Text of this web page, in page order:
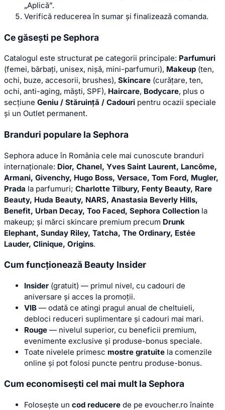
„Aplică”.
Verifică reducerea în sumar și finalizează comanda.
Ce găsești pe Sephora
Catalogul este structurat pe categorii principale: Parfumuri
(femei, bărbați, unisex, nișă, mini-parfumuri), Makeup (ten,
ochi, buze, accesorii, brushes), Skincare (curățare, ten,
ochi, anti-aging, măști, SPF), Haircare, Bodycare, plus o
secțiune Geniu / Stăruință / Cadouri pentru ocazii speciale
și un Outlet permanent.
Branduri populare la Sephora
Sephora aduce în România cele mai cunoscute branduri
internaționale: Dior, Chanel, Yves Saint Laurent, Lancôme,
Armani, Givenchy, Hugo Boss, Versace, Tom Ford, Mugler,
Prada la parfumuri; Charlotte Tilbury, Fenty Beauty, Rare
Beauty, Huda Beauty, NARS, Anastasia Beverly Hills,
Benefit, Urban Decay, Too Faced, Sephora Collection la
makeup; și mărci skincare premium precum Drunk
Elephant, Sunday Riley, Tatcha, The Ordinary, Estée
Lauder, Clinique, Origins.
Cum funcționează Beauty Insider
Insider (gratuit) — primul nivel, cu cadouri de
aniversare și acces la promoții.
VIB — odată ce atingi pragul anual de cheltuieli,
debloci reduceri suplimentare și cadouri mai mari.
Rouge — nivelul superior, cu beneficii premium,
evenimente exclusive și produse-bonus speciale.
Toate nivelele primesc mostre gratuite la comenzile
online și pot folosi puncte pentru produse-bonus.
Cum economisești cel mai mult la Sephora
Folosește un cod reducere de pe evoucher.ro înainte